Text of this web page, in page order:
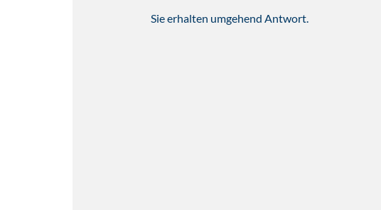
Sie erhalten umgehend Antwort.